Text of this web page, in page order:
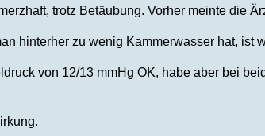
trotz Betäubung. Vorher meinte die
hinterher zu wenig Kammerwasser hat, ist
von 12/13 mmHg OK, habe aber bei